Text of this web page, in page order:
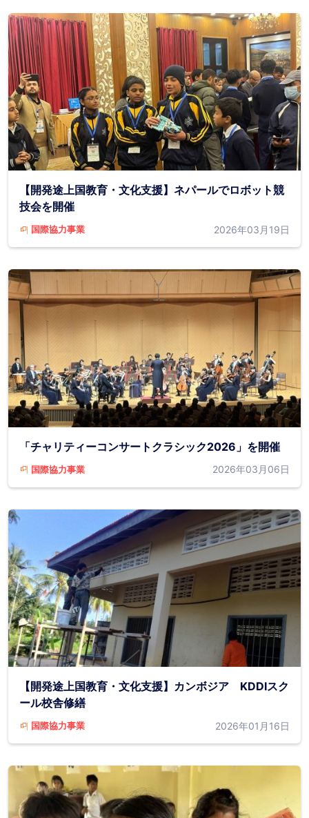
【開発途上国教育・文化支援】ネパールでロボット競
技会を開催
国際協力事業 2026年03月19日
「チャリティーコンサートクラシック2026」を開催
国際協力事業 2026年03月06日
【開発途上国教育・文化支援】カンボジア KDDIスク
ール校舎修繕
国際協力事業 2026年01月16日